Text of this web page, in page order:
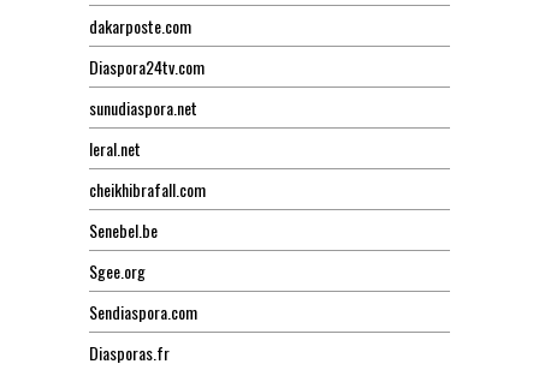
dakarposte.com
Diaspora24tv.com
sunudiaspora.net
leral.net
cheikhibrafall.com
Senebel.be
Sgee.org
Sendiaspora.com
Diasporas.fr